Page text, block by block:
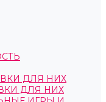
ДЛЯ НИХ
ДЛЯ НИХ